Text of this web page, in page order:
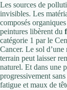
Les sources de
invisibles. Les
composés
peintures libèrent du
catégorie 1 par le
Cancer. Le sol
terrain peut laisser
naturel. Et dans une
progressivement
fatigue et maux de